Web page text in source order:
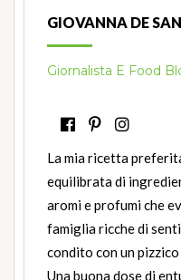
GIOVANNA DE
Giornalista E Food
La mia ricetta
equilibrata di
aromi e profumi che
famiglia ricche di
condito con un
Una buona dose di